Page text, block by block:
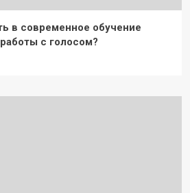
в современное обучение
с голосом?